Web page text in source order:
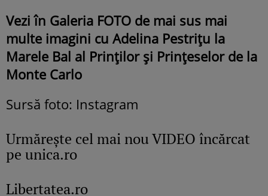
Vezi în Galeria FOTO de mai sus mai
multe imagini cu Adelina Pestrițu la
Marele Bal al Prinților și Prințeselor de la
Monte Carlo
Sursă foto: Instagram
Urmăreşte cel mai nou VIDEO încărcat
pe unica.ro
Libertatea.ro